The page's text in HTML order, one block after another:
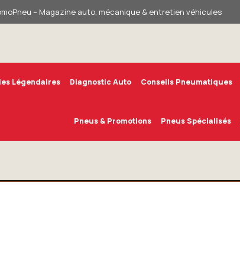
– Magazine auto, mécanique & entretien véhicules
Légendaires Diagnostic Auto Conseils Pneumatiques
Pneus & Promotions Pneus Spécialisés